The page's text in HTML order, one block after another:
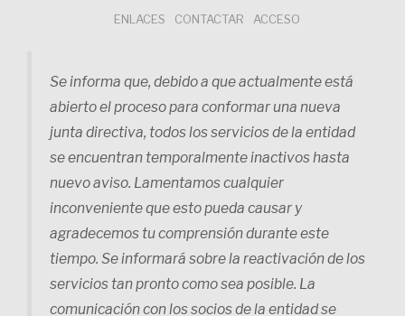
ENLACES CONTACTAR ACCESO
Se informa que, debido a que actualmente está
abierto el proceso para conformar una nueva
junta directiva, todos los servicios de la entidad
se encuentran temporalmente inactivos hasta
nuevo aviso. Lamentamos cualquier
inconveniente que esto pueda causar y
agradecemos tu comprensión durante este
tiempo. Se informará sobre la reactivación de los
servicios tan pronto como sea posible. La
comunicación con los socios de la entidad se